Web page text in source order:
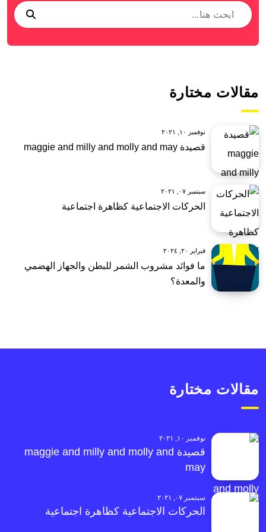
مقالات مختارة
نوفمبر ١٠, ٢٠٢١
قصيدة maggie and milly and molly and may
سبتمبر ٠٧, ٢٠٢١
الحركات الاجتماعية كظاهرة اجتماعية
فبراير ٢٠, ٢٠٢٤
ما فوائد مشروب الشمر للبطن والجهاز الهضمي
والمعدة؟
مقالات مختارة
نوفمبر ١٠, ٢٠٢١
قصيدة maggie and milly and molly and
may
سبتمبر ٠٧, ٢٠٢١
الحركات الاجتماعية كظاهرة اجتماعية